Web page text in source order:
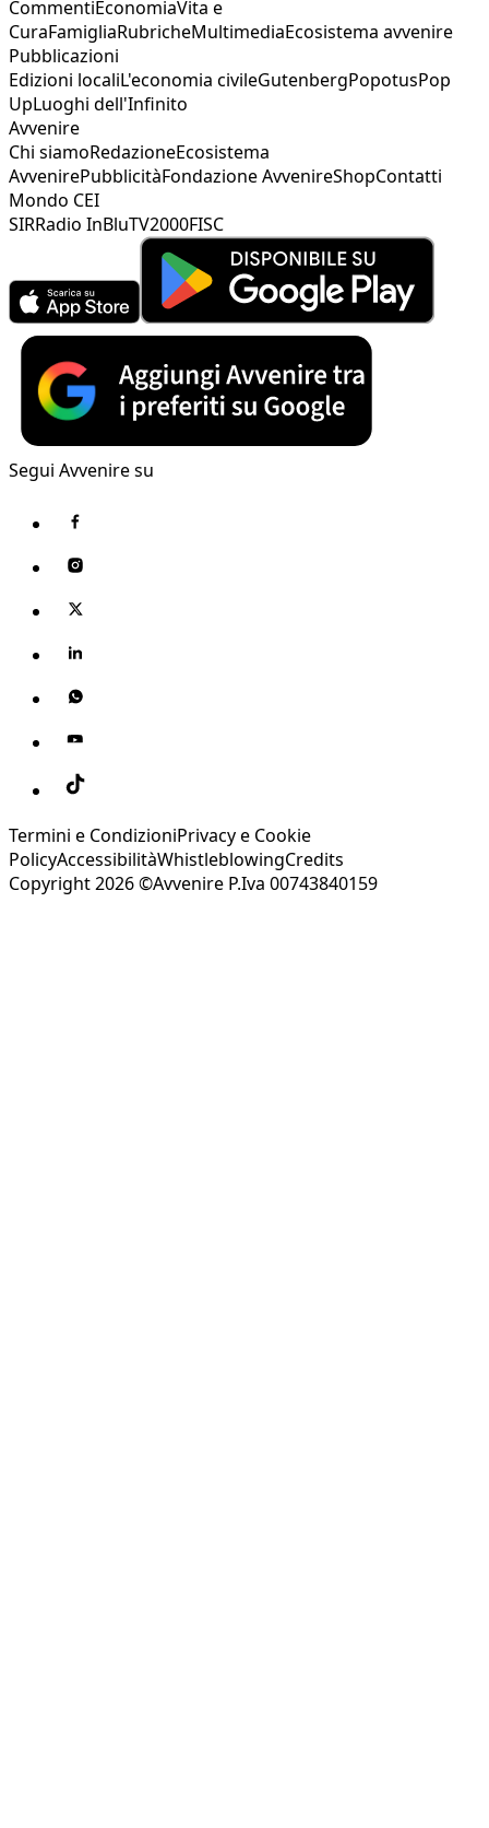
CommentiEconomiaVita e
CuraFamigliaRubricheMultimediaEcosistema avvenire
Pubblicazioni
Edizioni localiL'economia civileGutenbergPopotusPop
UpLuoghi dell'Infinito
Avvenire
Chi siamoRedazioneEcosistema
AvvenirePubblicitàFondazione AvvenireShopContatti
Mondo CEI
SIRRadio InBluTV2000FISC
Segui Avvenire su
Termini e CondizioniPrivacy e Cookie
PolicyAccessibilitàWhistleblowingCredits
Copyright 2026 ©Avvenire P.Iva 00743840159